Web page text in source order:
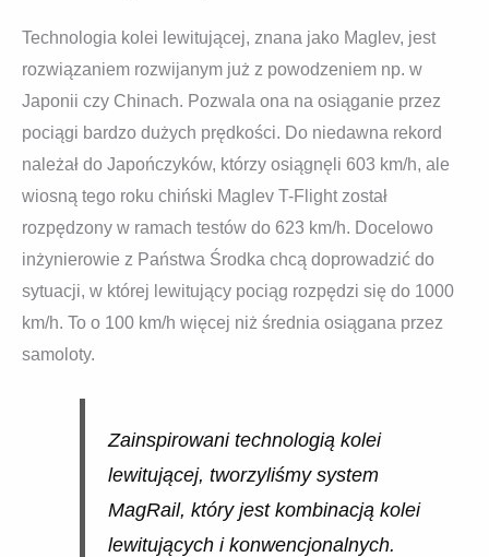
Technologia kolei lewitującej, znana jako Maglev, jest
rozwiązaniem rozwijanym już z powodzeniem np. w
Japonii czy Chinach. Pozwala ona na osiąganie przez
pociągi bardzo dużych prędkości. Do niedawna rekord
należał do Japończyków, którzy osiągnęli 603 km/h, ale
wiosną tego roku chiński Maglev T-Flight został
rozpędzony w ramach testów do 623 km/h. Docelowo
inżynierowie z Państwa Środka chcą doprowadzić do
sytuacji, w której lewitujący pociąg rozpędzi się do 1000
km/h. To o 100 km/h więcej niż średnia osiągana przez
samoloty.
Zainspirowani technologią kolei
lewitującej, tworzyliśmy system
MagRail, który jest kombinacją kolei
lewitujących i konwencjonalnych.